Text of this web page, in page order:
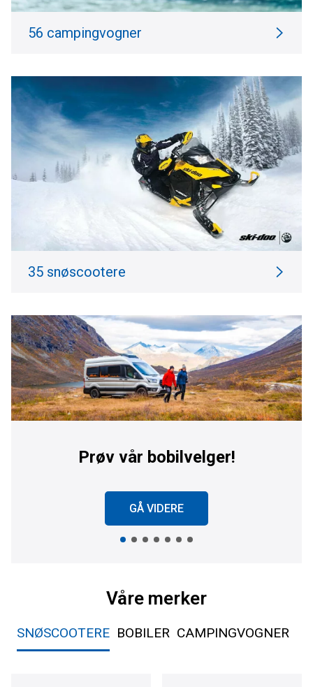
56 campingvogner
35 snøscootere
Prøv vår bobilvelger!
GÅ VIDERE
Våre merker
SNØSCOOTERE BOBILER CAMPINGVOGNER